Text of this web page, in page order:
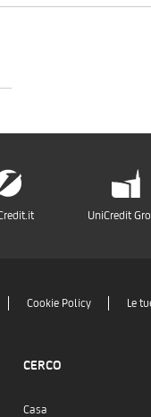
terreno, in parte
l'indirizzo esatto
UniCredit
Cookie Policy Le
CERCO
Casa